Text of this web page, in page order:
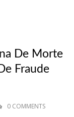
temporário
De Morte
Fraude
0 COMMENTS